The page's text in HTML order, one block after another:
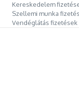
Kereskedelem
Szellemi munka
Vendéglátás fizetések